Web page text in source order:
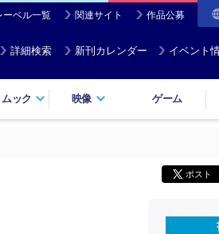
ーベル一覧 関連サイト 作品公募
詳細検索 新刊カレンダー イベント
ムック 映像 ゲーム
ポスト